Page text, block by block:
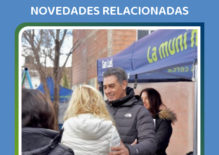
NOVEDADES RELACIONADAS